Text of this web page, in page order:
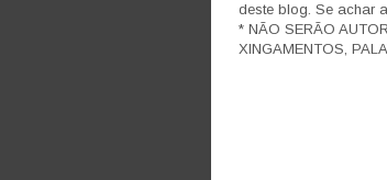
deste blog. Se achar
* NÃO SERÃO
XINGAMENTOS,